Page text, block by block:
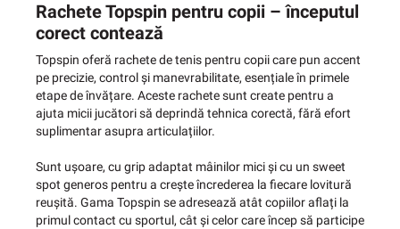
Rachete Topspin pentru copii – începutul
corect contează
Topspin oferă rachete de tenis pentru copii care pun accent
pe precizie, control și manevrabilitate, esențiale în primele
etape de învățare. Aceste rachete sunt create pentru a
ajuta micii jucători să deprindă tehnica corectă, fără efort
suplimentar asupra articulațiilor.
Sunt ușoare, cu grip adaptat mâinilor mici și cu un sweet
spot generos pentru a crește încrederea la fiecare lovitură
reușită. Gama Topspin se adresează atât copiilor aflați la
primul contact cu sportul, cât și celor care încep să participe